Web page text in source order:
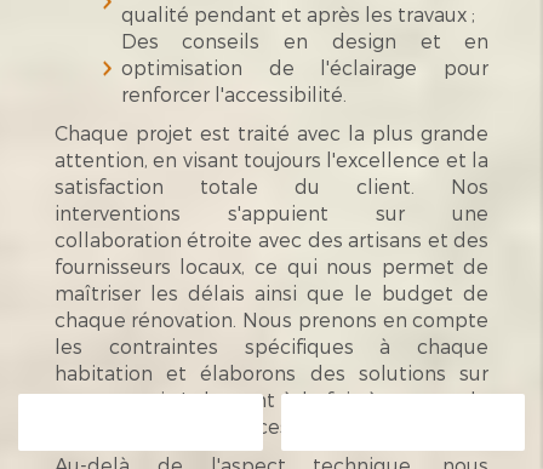
qualité pendant et après les travaux ;
Des conseils en design et en
optimisation de l'éclairage pour
renforcer l'accessibilité.
Chaque projet est traité avec la plus grande
attention, en visant toujours l'excellence et la
satisfaction totale du client. Nos
interventions s'appuient sur une
collaboration étroite avec des artisans et des
fournisseurs locaux, ce qui nous permet de
maîtriser les délais ainsi que le budget de
chaque rénovation. Nous prenons en compte
les contraintes spécifiques à chaque
habitation et élaborons des solutions sur
mesure qui s'adaptent à la fois à votre style
de vie et à vos exigences fonctionnelles.